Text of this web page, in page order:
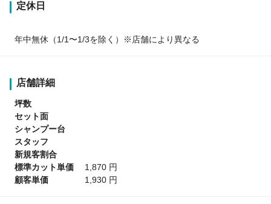
定休日
年中無休（1/1〜1/3を除く）※店舗により異なる
店舗詳細
坪数
セット面
シャンプー台
スタッフ
新規客割合
標準カット単価
1,870 円
顧客単価
1,930 円